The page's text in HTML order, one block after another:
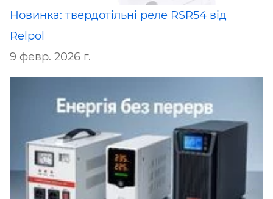
Новинка: твердотільні реле RSR54 від
Relpol
9 февр. 2026 г.